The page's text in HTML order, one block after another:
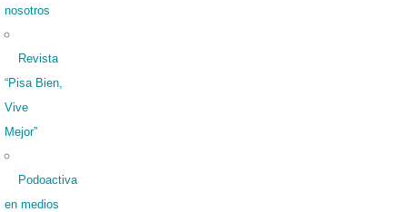
nosotros
Revista
“Pisa Bien,
Vive
Mejor”
Podoactiva
en medios